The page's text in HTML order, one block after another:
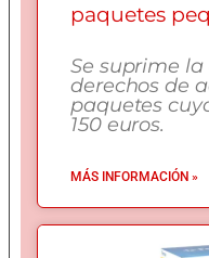
paquetes
Se suprime
derechos de
paquetes
150 euros.
MÁS INFORMACIÓN »